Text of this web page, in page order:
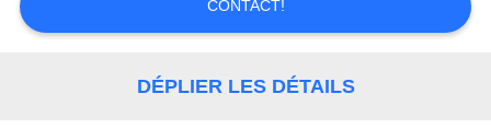
PLAN
DU
CONTACT!
DÉPLIER LES DÉTAILS